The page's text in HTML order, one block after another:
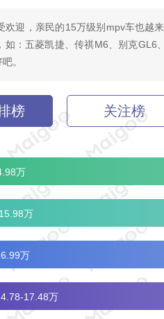
欢迎，亲民的15万级别mpv车也越
：五菱凯捷、传祺M6、别克GL6
。
榜 关注榜
万
万
万
17.48万